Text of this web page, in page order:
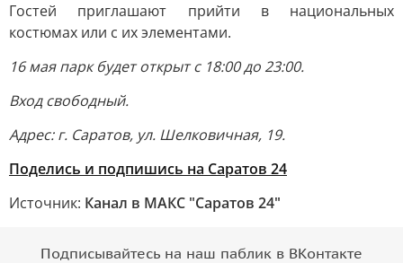
Гостей приглашают прийти в национальных
костюмах или с их элементами.
16 мая парк будет открыт с 18:00 до 23:00.
Вход свободный.
Адрес: г. Саратов, ул. Шелковичная, 19.
Поделись и подпишись на Саратов 24
Источник: Канал в МАКС "Саратов 24"
Подписывайтесь на наш паблик в ВКонтакте